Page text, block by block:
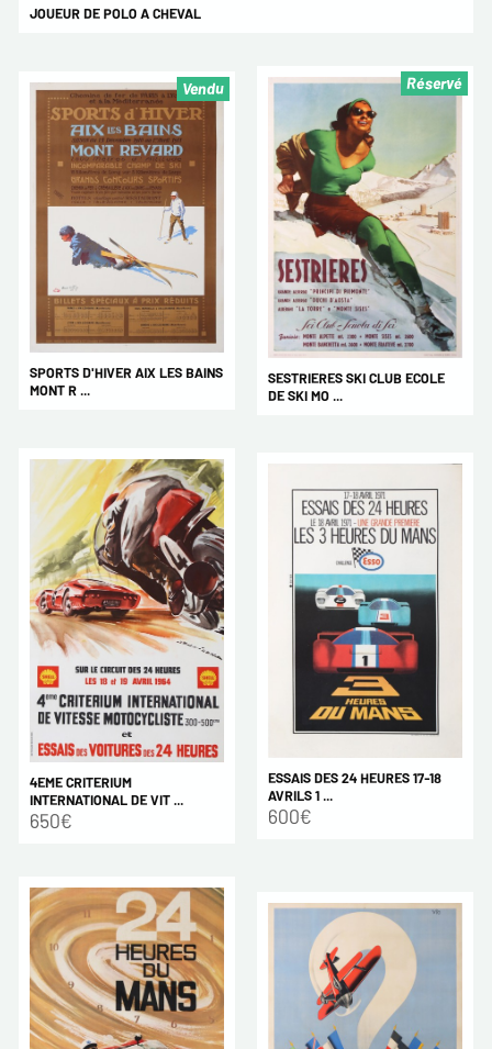
JOUEUR DE POLO A CHEVAL
SPORTS D'HIVER AIX LES BAINS
MONT R ...
Vendu
SESTRIERES SKI CLUB ECOLE
DE SKI MO ...
Réservé
4EME CRITERIUM
INTERNATIONAL DE VIT ...
650€
ESSAIS DES 24 HEURES 17-18
AVRILS 1 ...
600€